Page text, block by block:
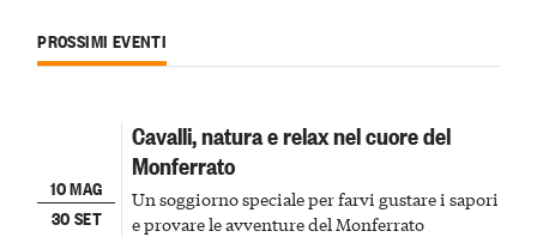
PROSSIMI EVENTI
10 MAG
30 SET
Cavalli, natura e relax nel cuore del
Monferrato
Un soggiorno speciale per farvi gustare i sapori
e provare le avventure del Monferrato